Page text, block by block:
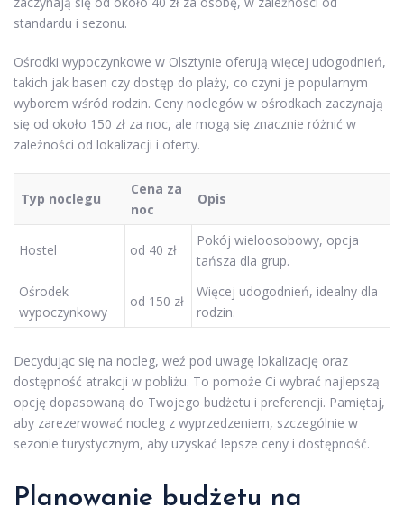
standardu i sezonu.
Ośrodki wypoczynkowe w Olsztynie oferują więcej udogodnień,
takich jak basen czy dostęp do plaży, co czyni je popularnym
wyborem wśród rodzin. Ceny noclegów w ośrodkach zaczynają
się od około 150 zł za noc, ale mogą się znacznie różnić w
zależności od lokalizacji i oferty.
Typ noclegu
Cena za
noc
Opis
Hostel od 40 zł
Pokój wieloosobowy, opcja
tańsza dla grup.
Ośrodek
wypoczynkowy
od 150 zł
Więcej udogodnień, idealny dla
rodzin.
Decydując się na nocleg, weź pod uwagę lokalizację oraz
dostępność atrakcji w pobliżu. To pomoże Ci wybrać najlepszą
opcję dopasowaną do Twojego budżetu i preferencji. Pamiętaj,
aby zarezerwować nocleg z wyprzedzeniem, szczególnie w
sezonie turystycznym, aby uzyskać lepsze ceny i dostępność.
Planowanie budżetu na